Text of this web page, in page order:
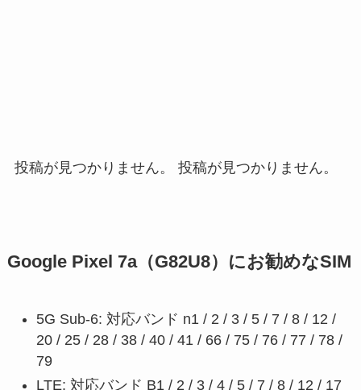
投稿が見つかりません。 投稿が見つかりません。
Google Pixel 7a（G82U8）にお勧めなSIM
5G Sub-6: 対応バンド n1 / 2 / 3 / 5 / 7 / 8 / 12 /
20 / 25 / 28 / 38 / 40 / 41 / 66 / 75 / 76 / 77 / 78 /
79
LTE: 対応バンド B1 / 2 / 3 / 4 / 5 / 7 / 8 / 12 / 17